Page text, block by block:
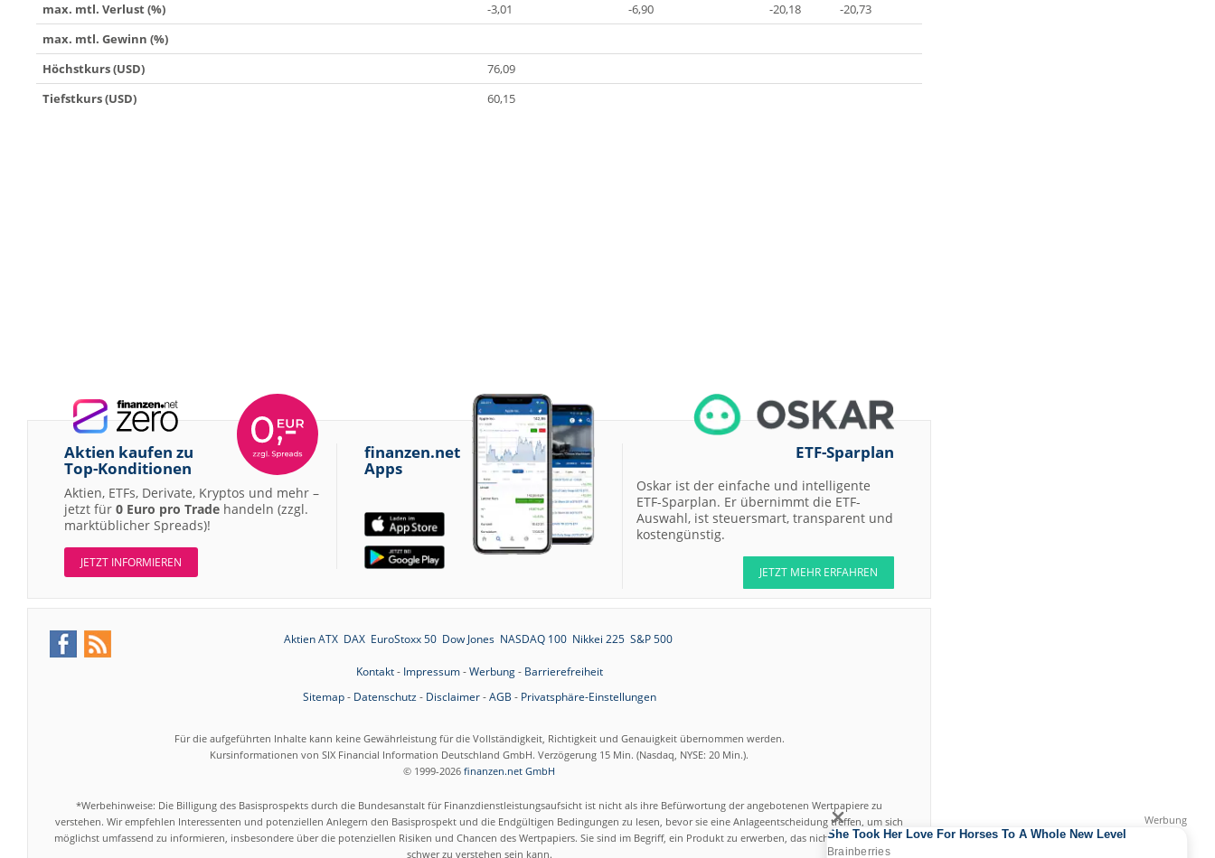
max. mtl. Verlust (%)
-3,01 -6,90 -20,18
-20,73
max. mtl. Gewinn (%)
Höchstkurs (USD)
76,09
Tiefstkurs (USD)
60,15
Aktien kaufen zu
Top-Konditionen
Aktien, ETFs, Derivate, Kryptos und mehr –
jetzt für 0 Euro pro Trade handeln (zzgl.
marktüblicher Spreads)!
JETZT INFORMIEREN
finanzen.net
Apps
ETF-Sparplan
Oskar ist der einfache und intelligente
ETF-Sparplan. Er übernimmt die ETF-
Auswahl, ist steuersmart, transparent und
kostengünstig.
JETZT MEHR ERFAHREN
Aktien ATX DAX EuroStoxx 50 Dow Jones NASDAQ 100 Nikkei 225 S&P 500
Kontakt- Impressum-Werbung- Barrierefreiheit
Sitemap- Datenschutz- Disclaimer-AGB - Privatsphäre-Einstellungen
Für die aufgeführten Inhalte kann keine Gewährleistung für die Vollständigkeit, Richtigkeit und Genauigkeit übernommen werden.
Kursinformationen von SIX Financial Information Deutschland GmbH. Verzögerung 15 Min. (Nasdaq, NYSE: 20 Min.).
© 1999-2026 finanzen.net GmbH
*Werbehinweise: Die Billigung des Basisprospekts durch die Bundesanstalt für Finanzdienstleistungsaufsicht ist nicht als ihre Befürwortung der angebotenen Wertpapiere zu
verstehen. Wir empfehlen Interessenten und potenziellen Anlegern den Basisprospekt und die Endgültigen Bedingungen zu lesen, bevor sie eine Anlageentscheidung treffen, um sich
möglichst umfassend zu informieren, insbesondere über die potenziellen Risiken und Chancen des Wertpapiers. Sie sind im Begriff, ein Produkt zu erwerben, das nicht einfach ist und
schwer zu verstehen sein kann.